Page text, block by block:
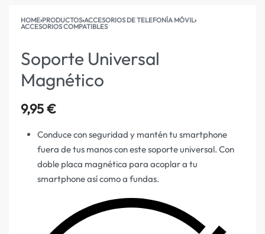
HOME›PRODUCTOS›ACCESORIOS DE TELEFONÍA MÓVIL›
ACCESORIOS COMPATIBLES
Soporte Universal
Magnético
9,95€
Conduce con seguridad y mantén tu smartphone
fuera de tus manos con este soporte universal. Con
doble placa magnética para acoplar a tu
smartphone así como a fundas.